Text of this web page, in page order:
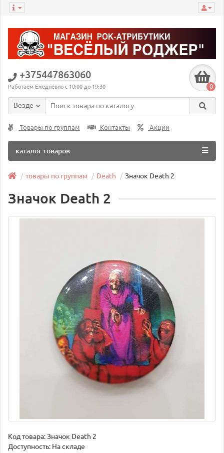
+375447863060
Работаем Ежедневно с 10:00 до 19:30 0
Везде
Товары по группам Контакты Акции
каталог товаров
товары по группам Death Значок Death 2
Значок Death 2
Код товара:Значок Death 2
Доступность: На складе